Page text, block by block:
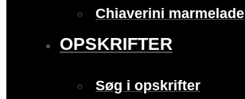
Chiaverini marmelade
OPSKRIFTER
Søg i opskrifter